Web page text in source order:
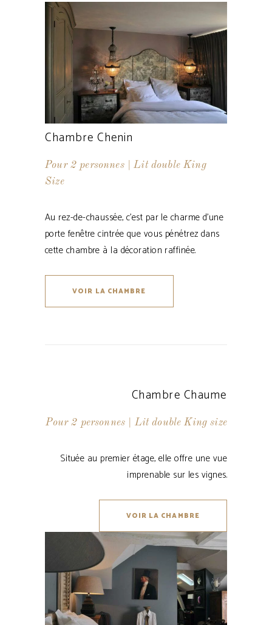
Chambre Chenin
Pour 2 personnes | Lit double King
Size
Au rez-de-chaussée, c’est par le charme d’une
porte fenêtre cintrée que vous pénétrez dans
cette chambre à la décoration raffinée.
VOIR LA CHAMBRE
Chambre Chaume
Pour 2 personnes | Lit double King size
Située au premier étage, elle offre une vue
imprenable sur les vignes.
VOIR LA CHAMBRE